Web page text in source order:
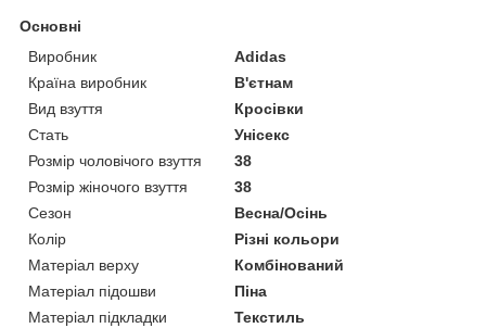
Основні
Виробник
Adidas
Країна виробник
В'єтнам
Вид взуття
Кросівки
Стать
Унісекс
Розмір чоловічого взуття
38
Розмір жіночого взуття
38
Сезон
Весна/Осінь
Колір
Різні кольори
Матеріал верху
Комбінований
Матеріал підошви
Піна
Матеріал підкладки
Текстиль